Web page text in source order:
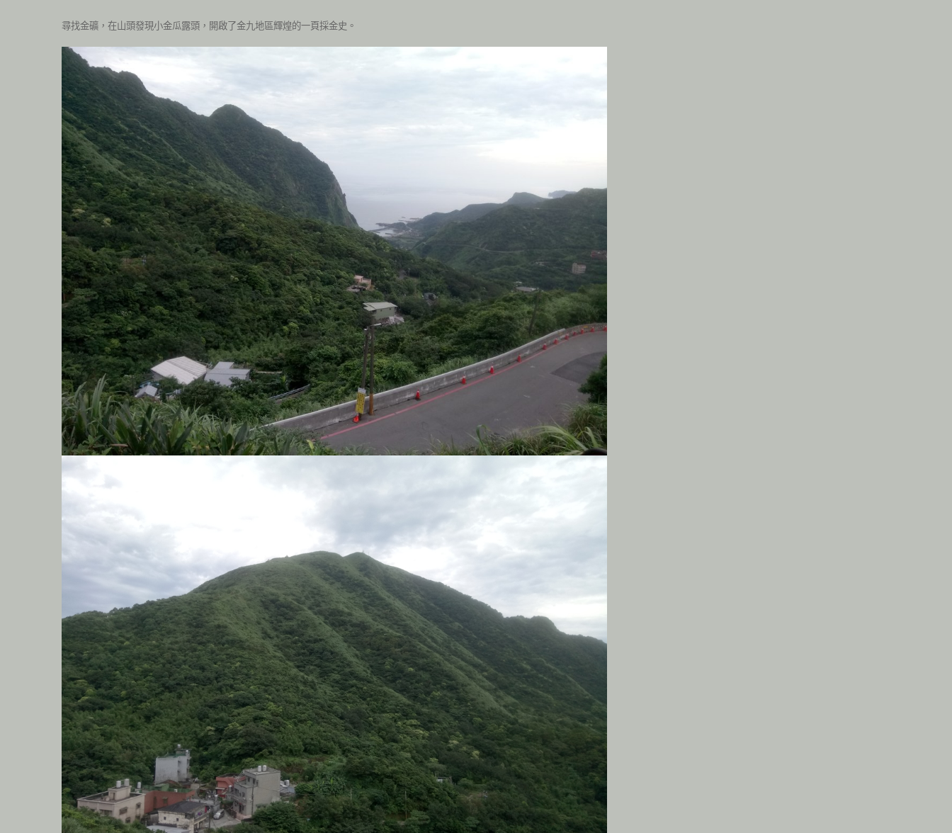
尋找金礦，在山頭發現小金瓜露頭，開啟了金九地區輝煌的一頁採金史。